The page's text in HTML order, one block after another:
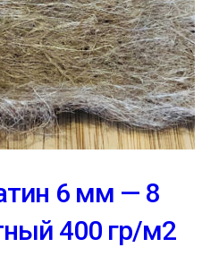
6 мм — 8
400 гр/м2